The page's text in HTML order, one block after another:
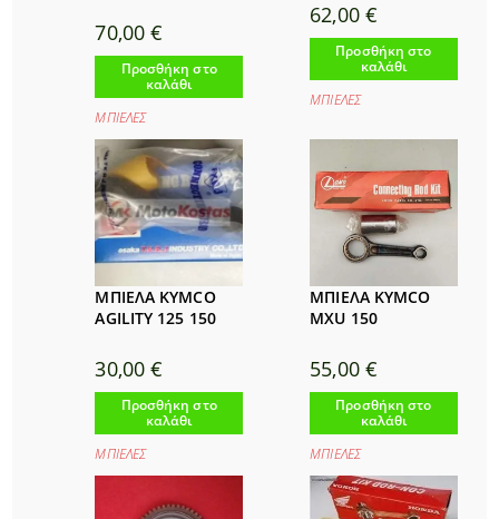
70,00€
Προσθήκη στο
καλάθι
ΜΠΙΕΛΕΣ
62,00 €
Προσθήκη στο
καλάθι
ΜΠΙΕΛΕΣ
ΜΠΙΕΛΑ KYMCO
AGILITY 125 150
30,00€
Προσθήκη στο
καλάθι
ΜΠΙΕΛΕΣ
ΜΠΙΕΛΑ KYMCO
MXU 150
55,00 €
Προσθήκη στο
καλάθι
ΜΠΙΕΛΕΣ